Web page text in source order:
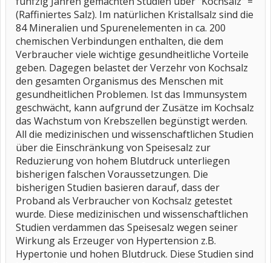
(Raffiniertes Salz). Im natürlichen Kristallsalz sind die
84 Mineralien und Spurenelementen in ca. 200
chemischen Verbindungen enthalten, die dem
Verbraucher viele wichtige gesundheitliche Vorteile
geben. Dagegen belastet der Verzehr von Kochsalz
den gesamten Organismus des Menschen mit
gesundheitlichen Problemen. Ist das Immunsystem
geschwächt, kann aufgrund der Zusätze im Kochsalz
das Wachstum von Krebszellen begünstigt werden.
All die medizinischen und wissenschaftlichen Studien
über die Einschränkung von Speisesalz zur
Reduzierung von hohem Blutdruck unterliegen
bisherigen falschen Voraussetzungen. Die
bisherigen Studien basieren darauf, dass der
Proband als Verbraucher von Kochsalz getestet
wurde. Diese medizinischen und wissenschaftlichen
Studien verdammen das Speisesalz wegen seiner
Wirkung als Erzeuger von Hypertension z.B.
Hypertonie und hohen Blutdruck. Diese Studien sind